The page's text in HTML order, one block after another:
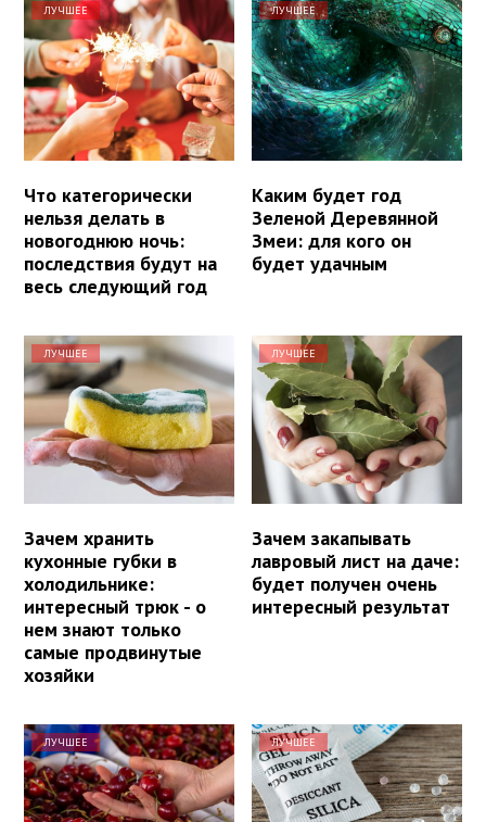
ЛУЧШЕЕ
Что категорически
нельзя делать в
новогоднюю ночь:
последствия будут на
весь следующий год
ЛУЧШЕЕ
Каким будет год
Зеленой Деревянной
Змеи: для кого он
будет удачным
ЛУЧШЕЕ
Зачем хранить
кухонные губки в
холодильнике:
интересный трюк - о
нем знают только
самые продвинутые
хозяйки
ЛУЧШЕЕ
Зачем закапывать
лавровый лист на даче:
будет получен очень
интересный результат
ЛУЧШЕЕ ЛУЧШЕЕ